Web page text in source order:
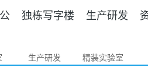
独栋写字楼 生产研发
生产研发 精装实验室